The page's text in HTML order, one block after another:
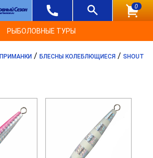
0
РЫБОЛОВНЫЕ ТУРЫ
ПРИМАНКИ / БЛЕСНЫ КОЛЕБЛЮЩИЕСЯ / SHOUT